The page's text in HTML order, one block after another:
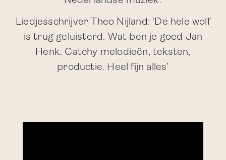
Liedjesschrijver Theo Nijland: ‘De hele wolf
is trug geluisterd. Wat ben je goed Jan
Henk. Catchy melodieën, teksten,
productie. Heel fijn alles’